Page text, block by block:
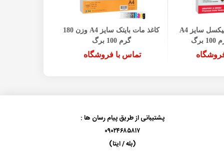
کاغذ فتوگلاسه پیکسل سایز A4
کاغذ مات بایتک سایز A4 وزن 180
گرم 100 برگ
تماس با فروشگاه
پشتیبانی از طریق پیام رسان ها :
۰۹۰۲۴۶۸۵۸۱۷
(بله / ایتا)